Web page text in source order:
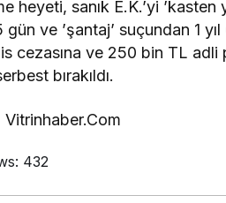
heyeti, sanık E.K.’yi ’kasten
gün ve ’şantaj’ suçundan 1
cezasına ve 250 bin TL adli
bırakıldı.
Vitrinhaber.Com
432